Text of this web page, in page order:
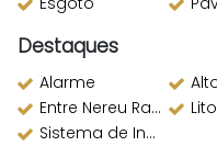
Destaques
Alarme
Entre Nereu Ramos e 2a Avenida
Sistema de Incêndio